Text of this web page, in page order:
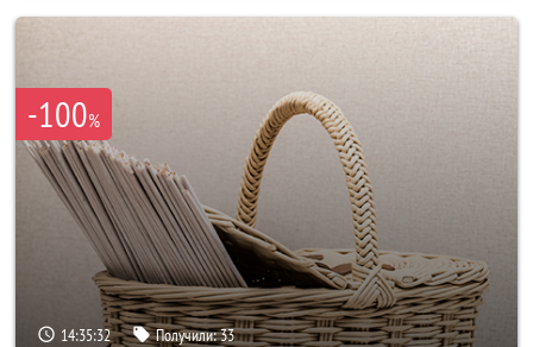
-100%
14:35:29 Получили:33